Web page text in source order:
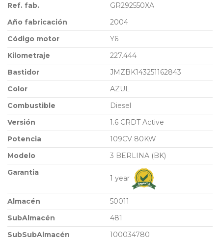
Ref. fab.
GR292550XA
Año fabricación
2004
Código motor
Y6
Kilometraje
227.444
Bastidor
JMZBK143251162843
Color
AZUL
Combustible
Diesel
Versión
1.6 CRDT Active
Potencia
109CV 80KW
Modelo
3 BERLINA (BK)
Garantia
1 year
Almacén
50011
SubAlmacén
481
SubSubAlmacén
100034780